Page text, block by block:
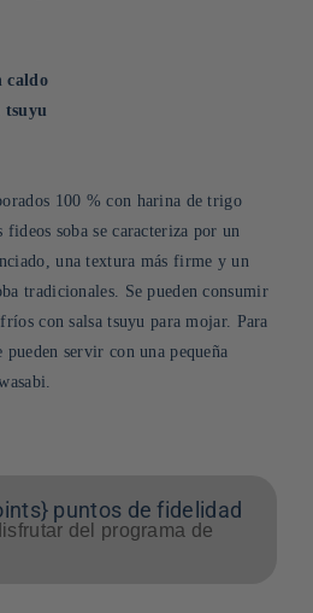
caldo
tsuyu
100 % con harina de trigo
fideos soba se caracteriza por un
una textura más firme y un
tradicionales. Se pueden consumir
con salsa tsuyu para mojar. Para
servir con una pequeña
puntos de fidelidad
del programa de